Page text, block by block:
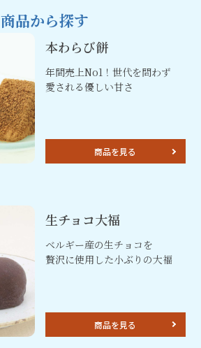
商品から探す
本わらび餅
年間売上No1！世代を問わず
愛される優しい甘さ
商品を見る
生チョコ大福
ベルギー産の生チョコを
贅沢に使用した小ぶりの大福
商品を見る